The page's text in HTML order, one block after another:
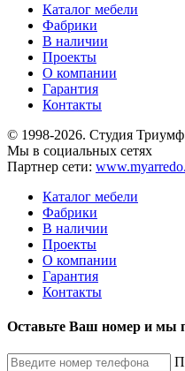
Каталог мебели
Фабрики
В наличии
Проекты
О компании
Гарантия
Контакты
© 1998-2026. Студия
Мы в социальных сетях
Партнер сети:
Каталог мебели
Фабрики
В наличии
Проекты
О компании
Гарантия
Контакты
Оставьте Ваш номер и мы